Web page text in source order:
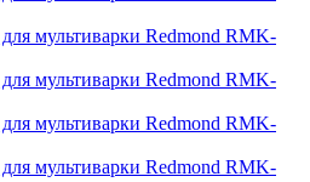
для мультиварки Redmond RMK-
для мультиварки Redmond RMK-
для мультиварки Redmond RMK-
для мультиварки Redmond RMK-